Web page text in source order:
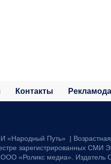
Контакты
«Народный Путь» | Возрастная
зарегистрированных
ООО «Роликс медиа».